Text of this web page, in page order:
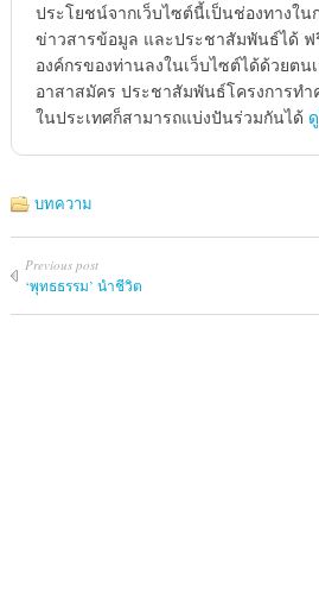
ประโยชน์จากเว็บไซต์นี้เป็นช่องทางใน
ข่าวสารข้อมูล และประชาสัมพันธ์ได้ ฟ
องค์กรของท่านลงในเว็บไซต์ได้ด้วยตน
อาสาสมัคร ประชาสัมพันธ์โครงการทำ
ในประเทศก็สามารถแบ่งปันร่วมกันได้
บทความ
Previous post
‘พุทธธรรม’ นำชีวิต